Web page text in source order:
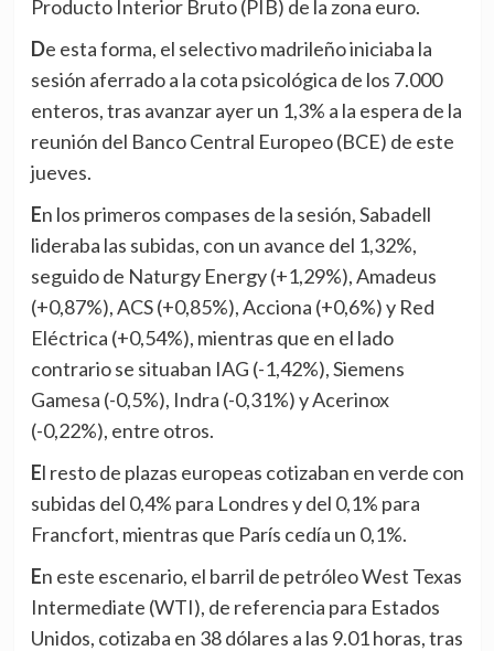
Producto Interior Bruto (PIB) de la zona euro.
De esta forma, el selectivo madrileño iniciaba la
sesión aferrado a la cota psicológica de los 7.000
enteros, tras avanzar ayer un 1,3% a la espera de la
reunión del Banco Central Europeo (BCE) de este
jueves.
En los primeros compases de la sesión, Sabadell
lideraba las subidas, con un avance del 1,32%,
seguido de Naturgy Energy (+1,29%), Amadeus
(+0,87%), ACS (+0,85%), Acciona (+0,6%) y Red
Eléctrica (+0,54%), mientras que en el lado
contrario se situaban IAG (-1,42%), Siemens
Gamesa (-0,5%), Indra (-0,31%) y Acerinox
(-0,22%), entre otros.
El resto de plazas europeas cotizaban en verde con
subidas del 0,4% para Londres y del 0,1% para
Francfort, mientras que París cedía un 0,1%.
En este escenario, el barril de petróleo West Texas
Intermediate (WTI), de referencia para Estados
Unidos, cotizaba en 38 dólares a las 9.01 horas, tras